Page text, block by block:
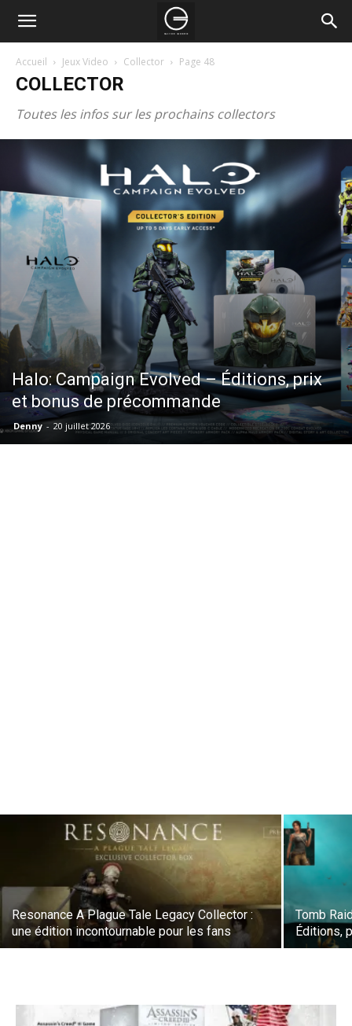
Accueil Jeux Video Collector Page 48
COLLECTOR
Toutes les infos sur les prochains collectors
Halo: Campaign Evolved – Éditions, prix
et bonus de précommande
Denny - 20 juillet 2026
Resonance A Plague Tale Legacy Collector :
une édition incontournable pour les fans
Tomb
Éditions,